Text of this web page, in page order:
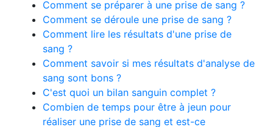
Comment se préparer à une prise de sang ?
Comment se déroule une prise de sang ?
Comment lire les résultats d'une prise de
sang ?
Comment savoir si mes résultats d'analyse de
sang sont bons ?
C'est quoi un bilan sanguin complet ?
Combien de temps pour être à jeun pour
réaliser une prise de sang et est-ce